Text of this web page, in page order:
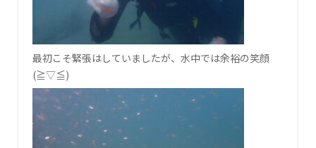
最初こそ緊張はしていましたが、水中では余裕の笑顔
(≧▽≦)